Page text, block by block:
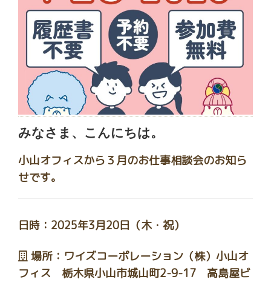
みなさま、こんにちは。
小山オフィスから３月のお仕事相談会のお知ら
せです。
日時：2025年3月20日（木・祝）
場所：ワイズコーポレーション（株）小山オ
フィス 栃木県小山市城山町2-9-17 高島屋ビ